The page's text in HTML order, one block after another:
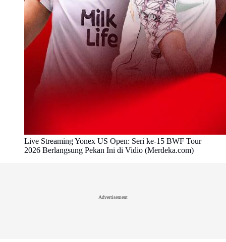
Live Streaming Yonex US Open: Seri ke-15 BWF Tour
2026 Berlangsung Pekan Ini di Vidio (Merdeka.com)
Advertisement